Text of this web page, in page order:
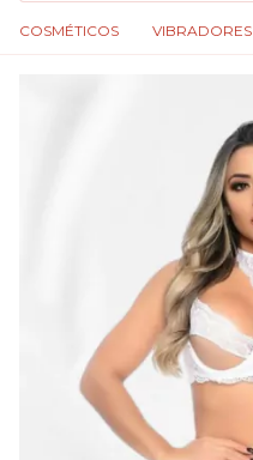
COSMÉTICOS VIBRADORES